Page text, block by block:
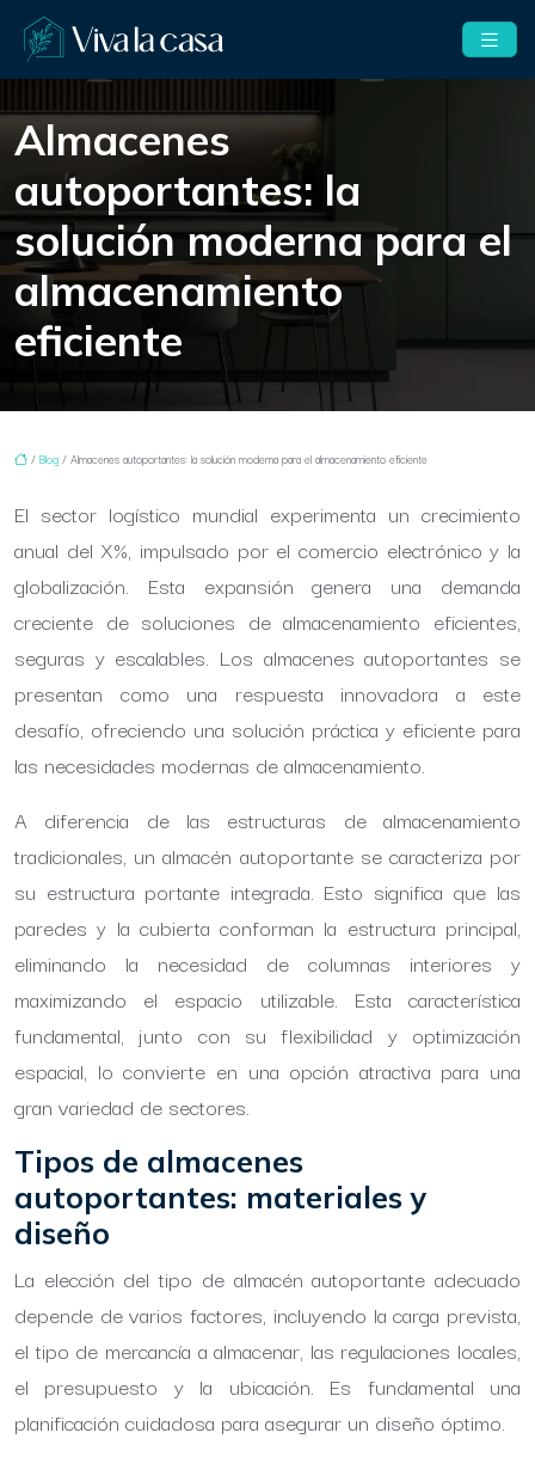
Almacenes
autoportantes: la
solución moderna para el
almacenamiento
eficiente
/ Blog / Almacenes autoportantes: la solución moderna para el almacenamiento eficiente
El sector logístico mundial experimenta un crecimiento
anual del X%, impulsado por el comercio electrónico y la
globalización. Esta expansión genera una demanda
creciente de soluciones de almacenamiento eficientes,
seguras y escalables. Los almacenes autoportantes se
presentan como una respuesta innovadora a este
desafío, ofreciendo una solución práctica y eficiente para
las necesidades modernas de almacenamiento.
A diferencia de las estructuras de almacenamiento
tradicionales, un almacén autoportante se caracteriza por
su estructura portante integrada. Esto significa que las
paredes y la cubierta conforman la estructura principal,
eliminando la necesidad de columnas interiores y
maximizando el espacio utilizable. Esta característica
fundamental, junto con su flexibilidad y optimización
espacial, lo convierte en una opción atractiva para una
gran variedad de sectores.
Tipos de almacenes
autoportantes: materiales y
diseño
La elección del tipo de almacén autoportante adecuado
depende de varios factores, incluyendo la carga prevista,
el tipo de mercancía a almacenar, las regulaciones locales,
el presupuesto y la ubicación. Es fundamental una
planificación cuidadosa para asegurar un diseño óptimo.